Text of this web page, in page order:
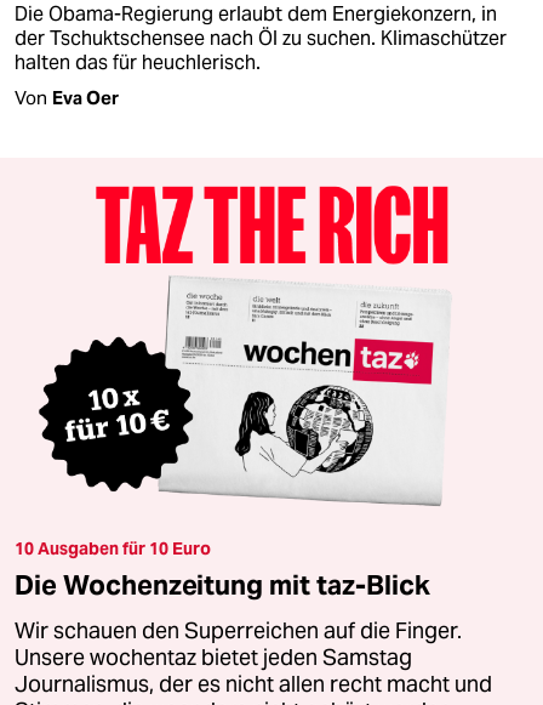
Die Obama-Regierung erlaubt dem Energiekonzern, in
der Tschuktschensee nach Öl zu suchen. Klimaschützer
halten das für heuchlerisch.
Von Eva Oer
10 Ausgaben für 10 Euro
Die Wochenzeitung mit taz-Blick
Wir schauen den Superreichen auf die Finger.
Unsere wochentaz bietet jeden Samstag
Journalismus, der es nicht allen recht macht und